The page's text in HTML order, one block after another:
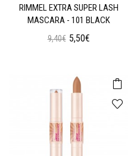
RIMMEL EXTRA SUPER LASH
MASCARA - 101 BLACK
9,40€ 5,50€